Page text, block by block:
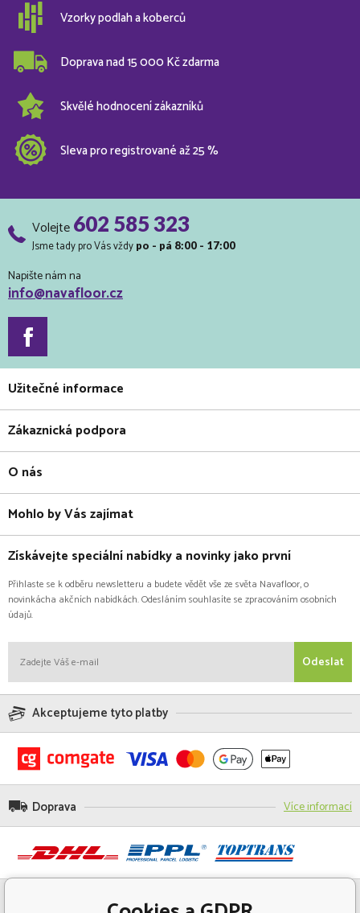
Vzorky podlah a koberců
Doprava nad 15 000 Kč zdarma
Skvělé hodnocení zákazníků
Sleva pro registrované až 25 %
Volejte602 585 323
Jsme tady pro Vás vždy po - pá 8:00 - 17:00
Napište nám na
info@navafloor.cz
Užitečné informace
Zákaznická podpora
O nás
Mohlo by Vás zajímat
Získávejte speciální nabídky a novinky jako první
Přihlaste se k odběru newsletteru a budete vědět vše ze světa Navafloor, o
novinkácha akčních nabídkách. Odesláním souhlasíte se zpracováním osobních
údajů.
Odeslat
Akceptujeme tyto platby
Doprava Více informací